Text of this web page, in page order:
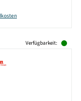
Verfügbarkeit: